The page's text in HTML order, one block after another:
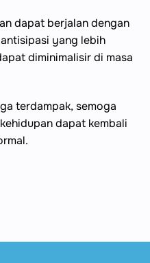
dapat berjalan dengan
yang lebih
diminimalisir di masa
terdampak, semoga
dapat kembali